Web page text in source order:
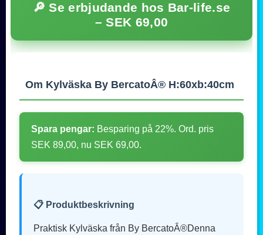
🔎 Se erbjudande hos Bar-life.se
–SEK 69,00
Om Kylväska By BercatoÂ® H:60xb:40cm
Spara pengar: Besparing på 22%. Ord. pris
SEK 89,00, nu SEK 69,00.
📋 Produktbeskrivning
Praktisk Kylväska från By BercatoÂ®Denna